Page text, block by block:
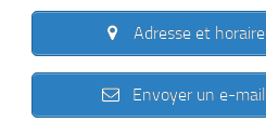
Adresse et horaire
Envoyer un e-mail